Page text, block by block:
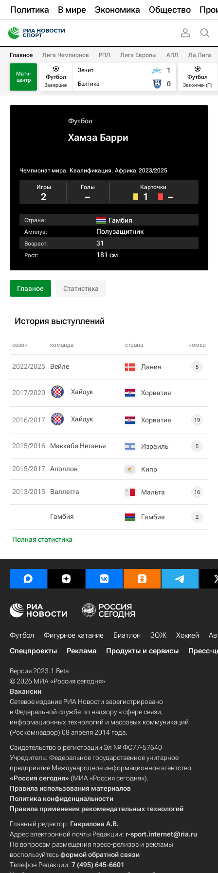
Политика В мире Экономика Общество
Главное Лига Чемпионов РПЛ Лига Европы АПЛ Ла Лига
Матч-
центр
Футбол
Завершен
Зенит
Балтика
1
0
Футбол
Закончен (П)
Футбол
Хамза Барри
Чемпионат мира. Квалификация. Африка 2023/2025
Игры
2
Голы
–
Карточки
1 –
Страна: Гамбия
Амплуа: Полузащитник
Возраст: 31
Рост: 181 см
Главное Статистика
История выступлений
сезон команда страна номер
Полная статистика
2022/2025 Вейле Дания 5
2017/2020 Хайдук Хорватия
2016/2017 Хайдук Хорватия 19
2015/2016 Маккаби Нетанья Израиль 5
2015/2017 Аполлон Кипр
2013/2015 Валлетта Мальта 16
Гамбия Гамбия 2
Футбол Фигурное катание Биатлон ЗОЖ Хоккей
Спецпроекты
Реклама Продукты и сервисы Пресс-
Версия 2023.1 Beta
© 2026 МИА «Россия сегодня»
Вакансии
Сетевое издание РИА Новости зарегистрировано
в Федеральной службе по надзору в сфере связи,
информационных технологий и массовых коммуникаций
(Роскомнадзор) 08 апреля 2014 года.
Свидетельство о регистрации Эл № ФС77-57640
Учредитель: Федеральное государственное унитарное
предприятие Международное информационное агентство
«Россия сегодня» (МИА «Россия сегодня»).
Правила использования материалов
Политика конфиденциальности
Правила применения рекомендательных технологий
Главный редактор: Гаврилова А.В.
Адрес электронной почты Редакции: r-sport.internet@ria.ru
По вопросам размещения пресс-релизов и рекламы
воспользуйтесьформой обратной связи
Телефон Редакции: 7 (495) 645-6601